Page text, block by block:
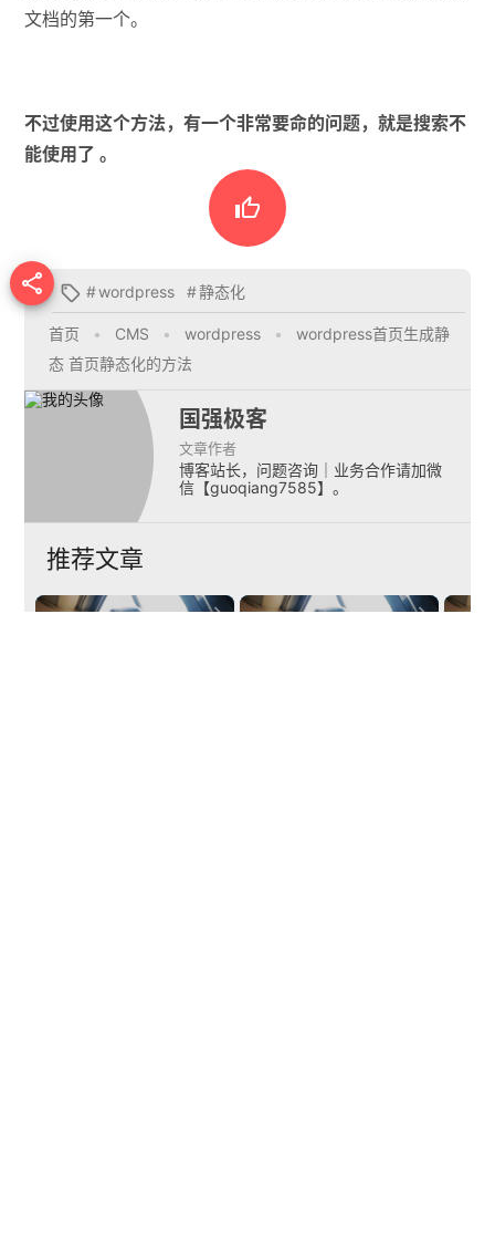
文档的第一个。
不过使用这个方法，有一个非常要命的问题，就是搜索不
能使用了 。

  #wordpress #静态化
首页 • CMS • wordpress •
wordpress首页生成静
态 首页静态化的方法
国强极客
文章作者
博客站长，问题咨询｜业务合作请加微
信【guoqiang7585】。
推荐文章
 